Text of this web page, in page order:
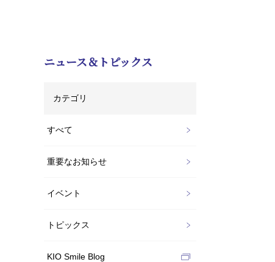
ニュース＆トピックス
カテゴリ
すべて
重要なお知らせ
イベント
トピックス
KIO Smile Blog